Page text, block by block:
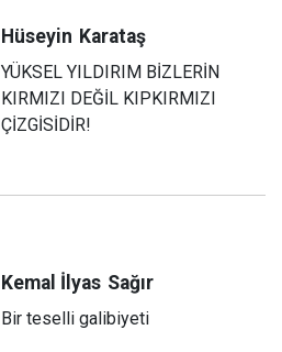
Hüseyin Karataş
YÜKSEL YILDIRIM BİZLERİN
KIRMIZI DEĞİL KIPKIRMIZI
ÇİZGİSİDİR!
Kemal İlyas Sağır
Bir teselli galibiyeti